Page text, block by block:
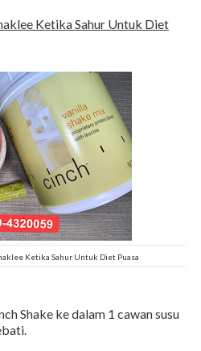
Ketika Sahur Untuk Diet
Ketika Sahur Untuk Diet Puasa
Shake ke dalam 1 cawan susu